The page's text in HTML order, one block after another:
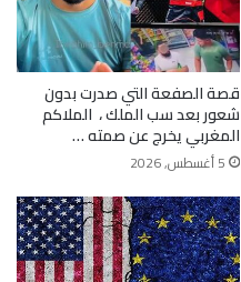
قصة الصفعة التي صدرت بدون
شعور بعد سب الملك ، الملاكم
المغربي يخرج عن صمته …
5 أغسطس, 2026